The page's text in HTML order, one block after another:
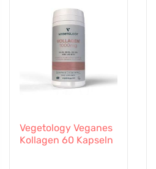
Vegetology Veganes
Kollagen 60 Kapseln